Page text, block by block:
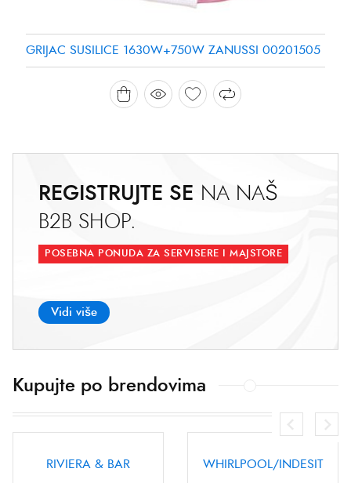
GRIJAC SUSILICE 1630W+750W ZANUSSI 00201505
REGISTRUJTE SE NA NAŠ
B2B SHOP.
POSEBNA PONUDA ZA SERVISERE I MAJSTORE
Vidi više
Kupujte po brendovima
WHIRLPOOL/INDESIT